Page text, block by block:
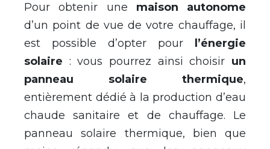
Pour obtenir une maison autonome
d’un point de vue de votre chauffage, il
est possible d’opter pour l’énergie
solaire : vous pourrez ainsi choisir un
panneau solaire thermique,
entièrement dédié à la production d’eau
chaude sanitaire et de chauffage. Le
panneau solaire thermique, bien que